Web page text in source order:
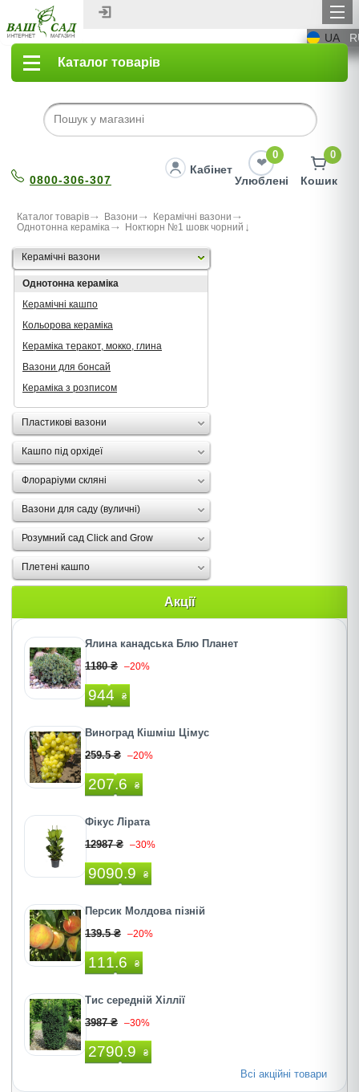
UA
Каталог товарів
0800-306-307
Кабінет
0
Улюблені
0
Кошик
Каталог товарів Вазони
Керамічні вазони
Однотонна кераміка
Ноктюрн №1 шовк чорний
Керамічні вазони
Однотонна кераміка
Керамічні кашпо
Кольорова кераміка
Кераміка теракот, мокко, глина
Вазони для бонсай
Кераміка з розписом
Пластикові вазони
Кашпо під орхідеї
Флораріуми скляні
Вазони для саду (вуличні)
Розумний сад Click and Grow
Плетені кашпо
Акції
Ялина канадська Блю Планет
1180 ₴ –20%
944 ₴
Виноград Кішміш Цімус
259.5 ₴ –20%
207.6 ₴
Фікус Лірата
12987 ₴ –30%
9090.9 ₴
Персик Молдова пізній
139.5 ₴ –20%
111.6 ₴
Тис середній Хіллії
3987 ₴ –30%
2790.9 ₴
Всі акційні товари